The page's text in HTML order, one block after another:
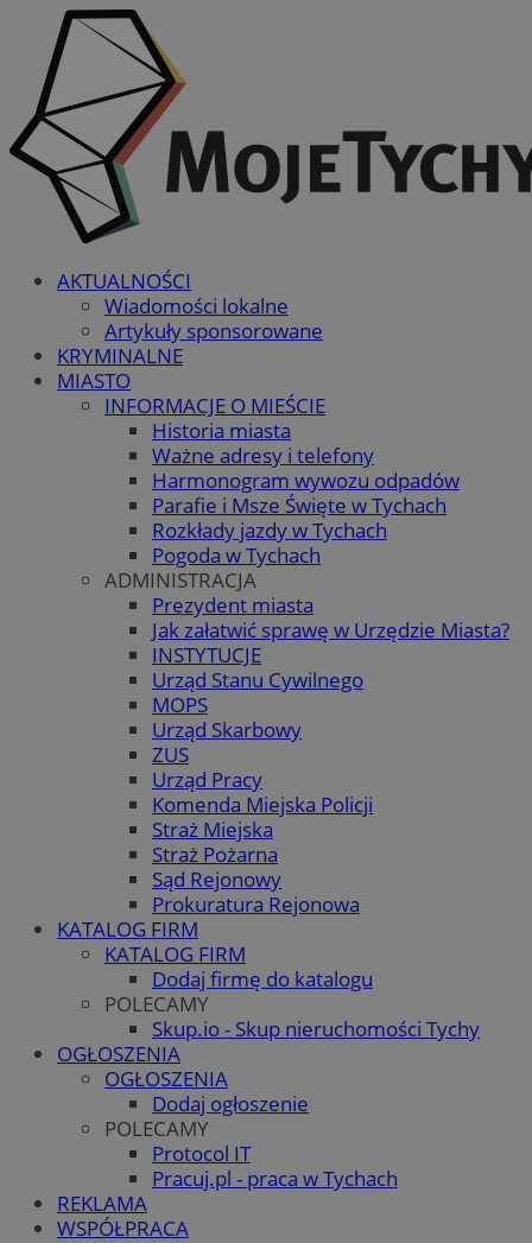
AKTUALNOŚCI
Wiadomości lokalne
Artykuły sponsorowane
KRYMINALNE
MIASTO
INFORMACJE O MIEŚCIE
Historia miasta
Ważne adresy i telefony
Harmonogram wywozu odpadów
Parafie i Msze Święte w Tychach
Rozkłady jazdy w Tychach
Pogoda w Tychach
ADMINISTRACJA
Prezydent miasta
Jak załatwić sprawę w Urzędzie Miasta?
INSTYTUCJE
Urząd Stanu Cywilnego
MOPS
Urząd Skarbowy
ZUS
Urząd Pracy
Komenda Miejska Policji
Straż Miejska
Straż Pożarna
Sąd Rejonowy
Prokuratura Rejonowa
KATALOG FIRM
KATALOG FIRM
Dodaj firmę do katalogu
POLECAMY
Skup.io - Skup nieruchomości Tychy
OGŁOSZENIA
OGŁOSZENIA
Dodaj ogłoszenie
POLECAMY
Protocol IT
Pracuj.pl - praca w Tychach
REKLAMA
WSPÓŁPRACA